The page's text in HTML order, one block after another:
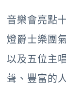
音樂會亮點
燈爵士樂團
以及五位主
聲、豐富的